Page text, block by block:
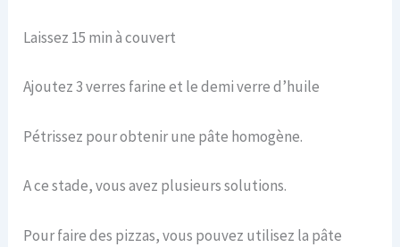
Laissez 15 min à couvert
Ajoutez 3 verres farine et le demi verre d’huile
Pétrissez pour obtenir une pâte homogène.
A ce stade, vous avez plusieurs solutions.
Pour faire des pizzas, vous pouvez utilisez la pâte